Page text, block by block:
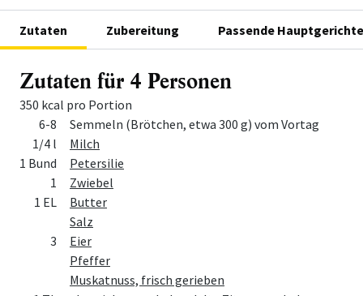
Zutaten Zubereitung Passende
Zutaten für 4 Personen
350 kcal pro Portion
Menge Zutat
6-8
Semmeln (Brötchen, etwa 300 g) vom Vortag
1/4 l
Milch
1 Bund
Petersilie
1
Zwiebel
1 EL
Butter
Salz
3
Eier
Pfeffer
Muskatnuss, frisch gerieben